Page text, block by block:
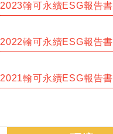
2023翰可永續ESG報告書
2022翰可永續ESG報告書
2021翰可永續ESG報告書